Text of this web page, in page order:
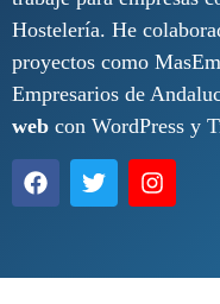
Hostelería. He
proyectos como
Empresarios de
web con WordPress y